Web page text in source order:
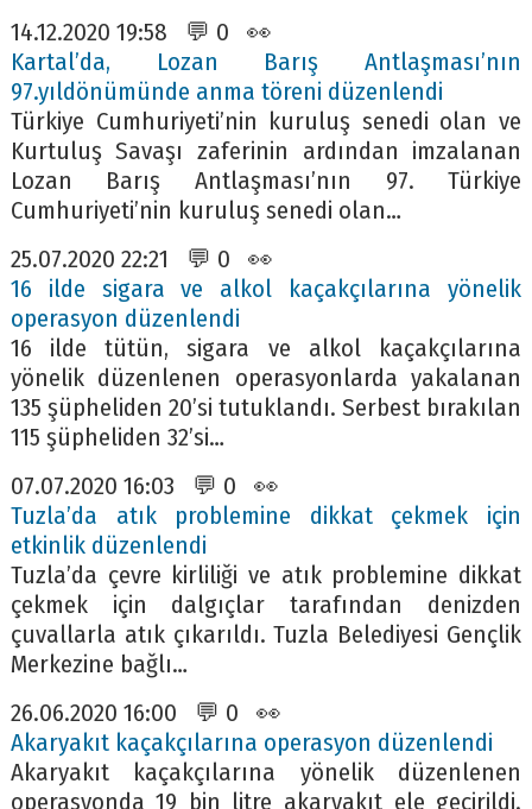
14.12.2020 19:58 💬 0 👀
Kartal’da, Lozan Barış Antlaşması’nın
97.yıldönümünde anma töreni düzenlendi
Türkiye Cumhuriyeti’nin kuruluş senedi olan ve
Kurtuluş Savaşı zaferinin ardından imzalanan
Lozan Barış Antlaşması’nın 97. Türkiye
Cumhuriyeti’nin kuruluş senedi olan…
25.07.2020 22:21 💬 0 👀
16 ilde sigara ve alkol kaçakçılarına yönelik
operasyon düzenlendi
16 ilde tütün, sigara ve alkol kaçakçılarına
yönelik düzenlenen operasyonlarda yakalanan
135 şüpheliden 20’si tutuklandı. Serbest bırakılan
115 şüpheliden 32’si…
07.07.2020 16:03 💬 0 👀
Tuzla’da atık problemine dikkat çekmek için
etkinlik düzenlendi
Tuzla’da çevre kirliliği ve atık problemine dikkat
çekmek için dalgıçlar tarafından denizden
çuvallarla atık çıkarıldı. Tuzla Belediyesi Gençlik
Merkezine bağlı…
26.06.2020 16:00 💬 0 👀
Akaryakıt kaçakçılarına operasyon düzenlendi
Akaryakıt kaçakçılarına yönelik düzenlenen
operasyonda 19 bin litre akaryakıt ele geçirildi.